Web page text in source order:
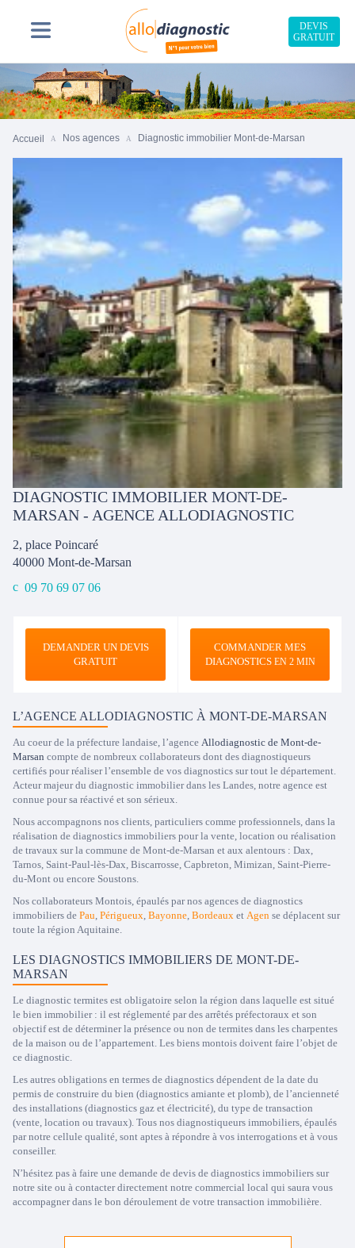
DEVIS
GRATUIT
Accueil Nos agences Diagnostic immobilier Mont-de-Marsan
DIAGNOSTIC IMMOBILIER MONT-DE-
MARSAN - AGENCE ALLODIAGNOSTIC
2, place Poincaré
40000 Mont-de-Marsan
09 70 69 07 06
DEMANDER UN DEVIS
GRATUIT
COMMANDER MES
DIAGNOSTICSEN 2 MIN
L’AGENCE ALLODIAGNOSTIC À MONT-DE-MARSAN
Au coeur de la préfecture landaise, l’agence Allodiagnostic de Mont-de-
Marsan compte de nombreux collaborateurs dont des diagnostiqueurs
certifiés pour réaliser l’ensemble de vos diagnostics sur tout le département.
Acteur majeur du diagnostic immobilier dans les Landes, notre agence est
connue pour sa réactivé et son sérieux.
Nous accompagnons nos clients, particuliers comme professionnels, dans la
réalisation de diagnostics immobiliers pour la vente, location ou réalisation
de travaux sur la commune de Mont-de-Marsan et aux alentours : Dax,
Tarnos, Saint-Paul-lès-Dax, Biscarrosse, Capbreton, Mimizan, Saint-Pierre-
du-Mont ou encore Soustons.
Nos collaborateurs Montois, épaulés par nos agences de diagnostics
immobiliers de Pau, Périgueux, Bayonne, Bordeaux et Agen se déplacent sur
toute la région Aquitaine.
LES DIAGNOSTICS IMMOBILIERS DE MONT-DE-
MARSAN
Le diagnostic termites est obligatoire selon la région dans laquelle est situé
le bien immobilier : il est réglementé par des arrêtés préfectoraux et son
objectif est de déterminer la présence ou non de termites dans les charpentes
de la maison ou de l’appartement. Les biens montois doivent faire l’objet de
ce diagnostic.
Les autres obligations en termes de diagnostics dépendent de la date du
permis de construire du bien (diagnostics amiante et plomb), de l’ancienneté
des installations (diagnostics gaz et électricité), du type de transaction
(vente, location ou travaux). Tous nos diagnostiqueurs immobiliers, épaulés
par notre cellule qualité, sont aptes à répondre à vos interrogations et à vous
conseiller.
N’hésitez pas à faire une demande de devis de diagnostics immobiliers sur
notre site ou à contacter directement notre commercial local qui saura vous
accompagner dans le bon déroulement de votre transaction immobilière.